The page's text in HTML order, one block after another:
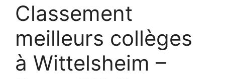
Classement
meilleurs collèges
à Wittelsheim –